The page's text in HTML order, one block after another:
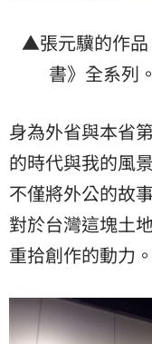
▲張元驥的作品
書》全系列
身為外省與本省
的時代與我的風
不僅將外公的故
對於台灣這塊土
重拾創作的動力。